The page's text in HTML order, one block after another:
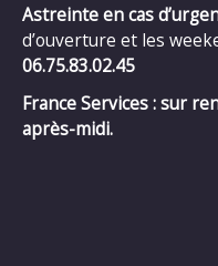
Astreinte en cas
d’ouverture et les
06.75.83.02.45
France Services : sur
après-midi.